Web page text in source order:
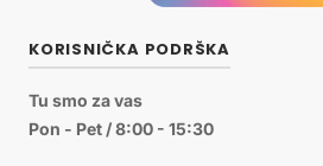
KORISNIČKA PODRŠKA
Tu smo za vas
Pon - Pet / 8:00 - 15:30